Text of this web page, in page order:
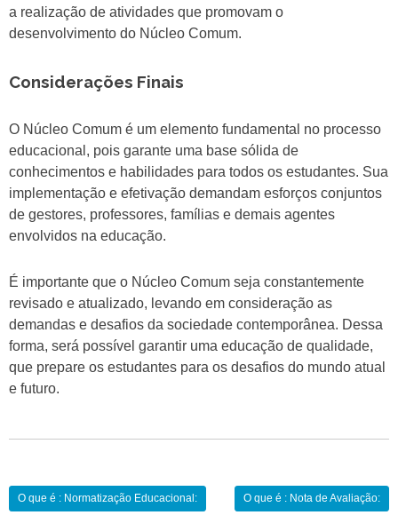
a realização de atividades que promovam o
desenvolvimento do Núcleo Comum.
Considerações Finais
O Núcleo Comum é um elemento fundamental no processo
educacional, pois garante uma base sólida de
conhecimentos e habilidades para todos os estudantes. Sua
implementação e efetivação demandam esforços conjuntos
de gestores, professores, famílias e demais agentes
envolvidos na educação.
É importante que o Núcleo Comum seja constantemente
revisado e atualizado, levando em consideração as
demandas e desafios da sociedade contemporânea. Dessa
forma, será possível garantir uma educação de qualidade,
que prepare os estudantes para os desafios do mundo atual
e futuro.
Navegação
O que é : Normatização Educacional: O que é : Nota de Avaliação: